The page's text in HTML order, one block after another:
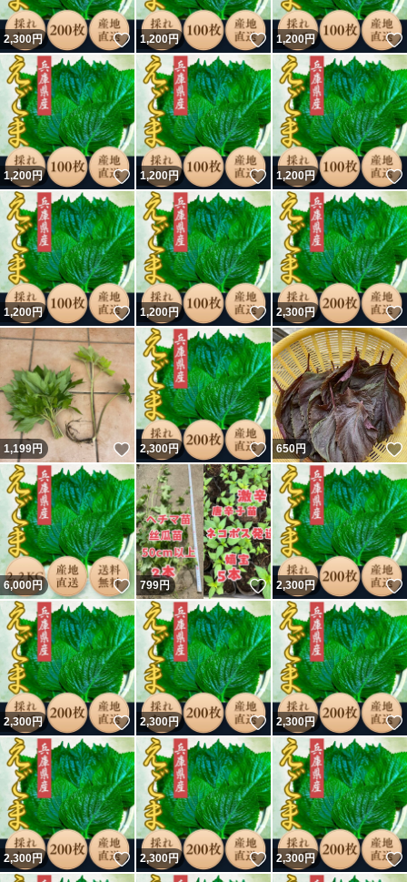
2,300円 いいね！
1,200円 いいね！
1,200円
1,200円 いいね！
1,200円 いいね！
1,200円
1,200円 いいね！
1,200円 いいね！
2,300円
1,199円 いいね！
2,300円 いいね！
650円
6,000円 いいね！
799円 いいね！
2,300円
2,300円 いいね！
2,300円 いいね！
2,300円
2,300円 いいね！
2,300円 いいね！
2,300円